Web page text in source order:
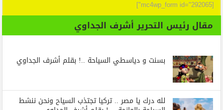
[mc4wp_form id="292065"]
مقال رئيس التحرير أشرف الجداوي
بسنت و دياسطي السياحة ..! بقلم أشرف الجداوي
لله درك يا مصر .. تركيا تجتذب السياح ونحن ننشط